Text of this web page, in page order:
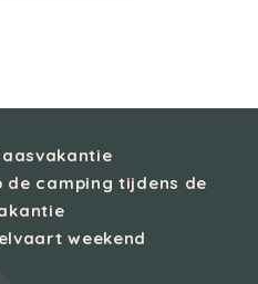
de camping tijdens de
weekend